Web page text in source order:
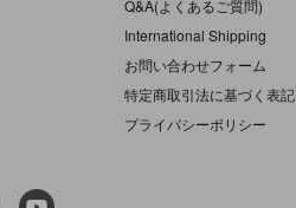
Q&A(よくあるご質問)
International Shipping
お問い合わせフォーム
特定商取引法に基づく表記
プライバシーポリシー